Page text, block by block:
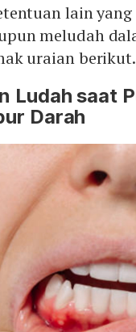
lain
meludah
uraian berikut.
Ludah saat
Darah